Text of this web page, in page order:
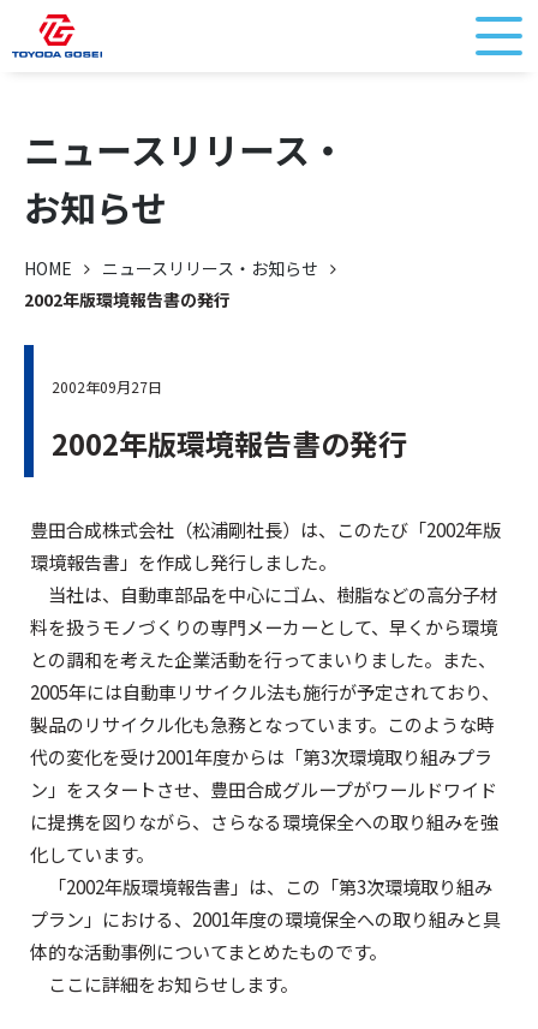
ニュースリリース・
お知らせ
HOME
ニュースリリース・お知らせ
2002年版環境報告書の発行
2002年09月27日
2002年版環境報告書の発行
豊田合成株式会社（松浦剛社長）は、このたび「2002年版
環境報告書」を作成し発行しました。
当社は、自動車部品を中心にゴム、樹脂などの高分子材
料を扱うモノづくりの専門メーカーとして、早くから環境
との調和を考えた企業活動を行ってまいりました。また、
2005年には自動車リサイクル法も施行が予定されており、
製品のリサイクル化も急務となっています。このような時
代の変化を受け2001年度からは「第3次環境取り組みプラ
ン」をスタートさせ、豊田合成グループがワールドワイド
に提携を図りながら、さらなる環境保全への取り組みを強
化しています。
「2002年版環境報告書」は、この「第3次環境取り組み
プラン」における、2001年度の環境保全への取り組みと具
体的な活動事例についてまとめたものです。
ここに詳細をお知らせします。